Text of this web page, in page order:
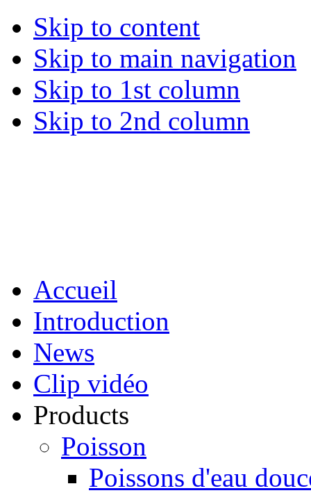
Skip to content
Skip to main navigation
Skip to 1st column
Skip to 2nd column
Accueil
Introduction
News
Clip vidéo
Products
Poisson
Poissons d'eau